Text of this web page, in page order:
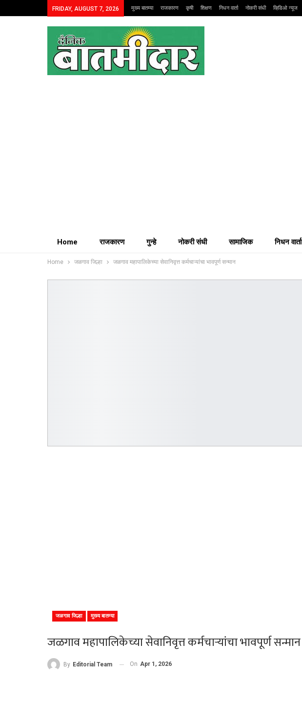
FRIDAY, AUGUST 7, 2026 मुख्य बातम्या राजकारण कृषी शिक्षण निधन वार्ता नोकरी संधी व्हिडिओ न्यूज
Home राजकारण गुन्हे नोकरी संधी सामाजिक निधन वार्ता
Home जळगाव जिल्हा जळगाव महापालिकेच्या सेवानिवृत्त कर्मचाऱ्यांचा भावपूर्ण सन्मान
जळगाव जिल्हा मुख्य बातम्या
जळगाव महापालिकेच्या सेवानिवृत्त कर्मचाऱ्यांचा भावपूर्ण सन्मान
By Editorial Team On Apr 1, 2026